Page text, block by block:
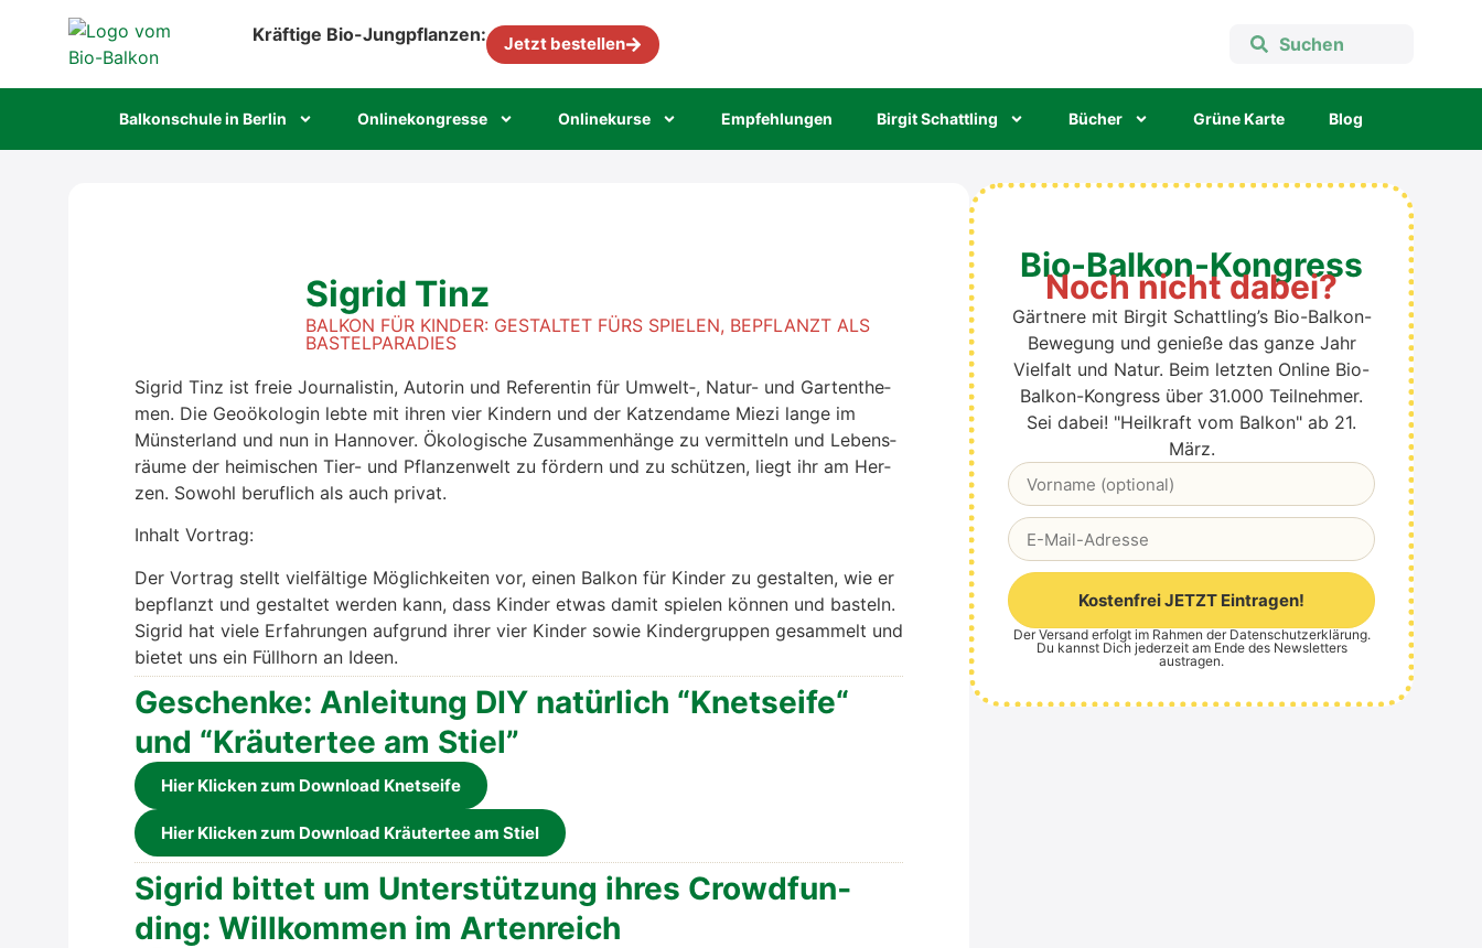
Kräftige Bio-Jungpflanzen: Jetzt bestellen
Bal­kon­schu­le in Ber­lin Online­kon­gres­se Online­kur­se Emp­feh­lun­gen Bir­git Schatt­ling Bücher Grü­ne Kar­te Blog
Sig­rid Tinz
BAL­KON FÜR KIN­DER: GESTAL­TET FÜRS SPIE­LEN, BEPFLANZT ALS
BAS­TEL­PA­RA­DIES
Sig­rid Tinz ist freie Jour­na­lis­tin, Autorin und Refe­ren­tin für Umwelt‑, Natur- und Gar­ten­the­
men. Die Geo­öko­lo­gin leb­te mit ihren vier Kin­dern und der Kat­zen­da­me Mie­zi lan­ge im
Müns­ter­land und nun in Han­no­ver. Öko­lo­gi­sche Zusam­men­hän­ge zu ver­mit­teln und Lebens­
räu­me der hei­mi­schen Tier- und Pflan­zen­welt zu för­dern und zu schüt­zen, liegt ihr am Her­
zen. Sowohl beruf­lich als auch pri­vat.
Inhalt Vor­trag:
Der Vor­trag stellt viel­fäl­ti­ge Mög­lich­kei­ten vor, einen Bal­kon für Kin­der zu gestal­ten, wie er
bepflanzt und gestal­tet wer­den kann, dass Kin­der etwas damit spie­len kön­nen und bas­teln.
Sig­rid hat vie­le Erfah­run­gen auf­grund ihrer vier Kin­der sowie Kin­der­grup­pen gesam­melt und
bie­tet uns ein Füll­horn an Ideen.
Geschen­ke: Anlei­tung DIY natür­lich “Knet­sei­fe“
und “Kräu­ter­tee am Stiel”
Hier Kli­cken zum Down­load Knet­sei­fe
Hier Kli­cken zum Down­load Kräu­ter­tee am Stiel
Sig­rid bit­tet um Unter­stüt­zung ihres Crowd­fun­
ding: Will­kom­men im Arten­reich
Bio-Balkon-Kongress
Noch nicht dabei?
Gärtnere mit Birgit Schattling’s Bio-Balkon-
Bewegung und genieße das ganze Jahr
Vielfalt und Natur. Beim letzten Online Bio-
Balkon-Kongress über 31.000 Teilnehmer.
Sei dabei! "Heilkraft vom Balkon" ab 21.
März.
Kostenfrei JETZT Eintragen!
Alternative:
Der Versand erfolgt im Rahmen der Datenschutzerklärung.
Du kannst Dich jederzeit am Ende des Newsletters
austragen.